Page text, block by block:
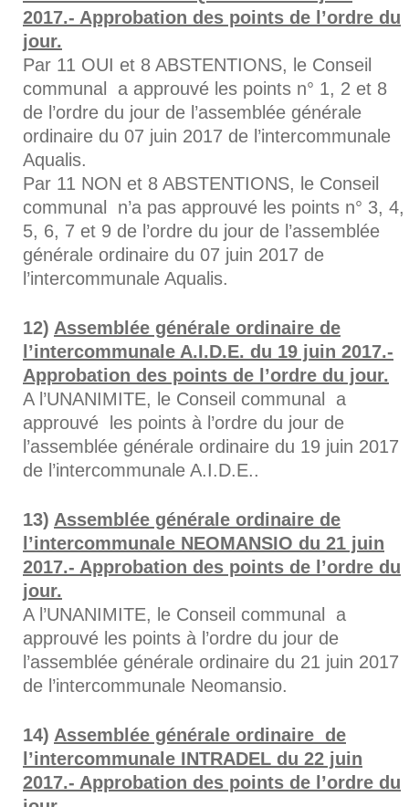
2017.- Approbation des points de l’ordre du
jour.
Par 11 OUI et 8 ABSTENTIONS, le Conseil
communal a approuvé les points n° 1, 2 et 8
de l’ordre du jour de l’assemblée générale
ordinaire du 07 juin 2017 de l’intercommunale
Aqualis.
Par 11 NON et 8 ABSTENTIONS, le Conseil
communal n’a pas approuvé les points n° 3, 4,
5, 6, 7 et 9 de l’ordre du jour de l’assemblée
générale ordinaire du 07 juin 2017 de
l’intercommunale Aqualis.
Assemblée générale ordinaire de
l’intercommunale A.I.D.E. du 19 juin 2017.-
Approbation des points de l’ordre du jour.
A l’UNANIMITE, le Conseil communal a
approuvé les points à l’ordre du jour de
l’assemblée générale ordinaire du 19 juin 2017
de l’intercommunale A.I.D.E..
Assemblée générale ordinaire de
l’intercommunale NEOMANSIO du 21 juin
2017.- Approbation des points de l’ordre du
jour.
A l’UNANIMITE, le Conseil communal a
approuvé les points à l’ordre du jour de
l’assemblée générale ordinaire du 21 juin 2017
de l’intercommunale Neomansio.
Assemblée générale ordinaire de
l’intercommunale INTRADEL du 22 juin
2017.- Approbation des points de l’ordre du